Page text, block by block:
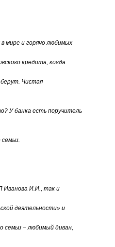
мире и горячо любимых
кредита, когда
Чистая
У банка есть поручитель
Иванова И.И., так и
деятельности» и
семьи – любимый диван,